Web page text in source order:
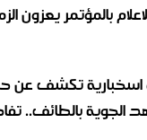
بالمؤتمر يعزون
تكشف عن
الجوية بالطائف..